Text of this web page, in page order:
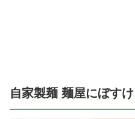
自家製麺 麺屋にぼす